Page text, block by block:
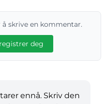
skrive en kommentar.
deg
ennå. Skriv den